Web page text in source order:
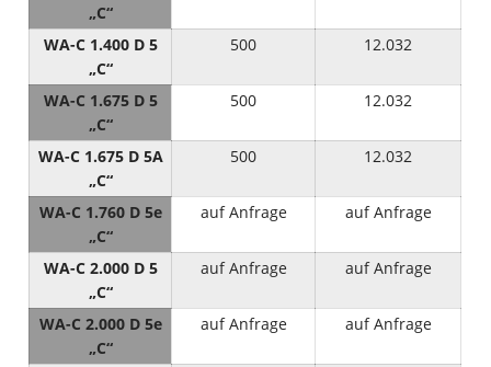
„C“
WA-C 1.400 D 5
„C“
500 12.032
WA-C 1.675 D 5
„C“
500 12.032
WA-C 1.675 D 5A
„C“
500 12.032
WA-C 1.760 D 5e
„C“
auf Anfrage auf Anfrage
WA-C 2.000 D 5
„C“
auf Anfrage auf Anfrage
WA-C 2.000 D 5e
„C“
auf Anfrage auf Anfrage